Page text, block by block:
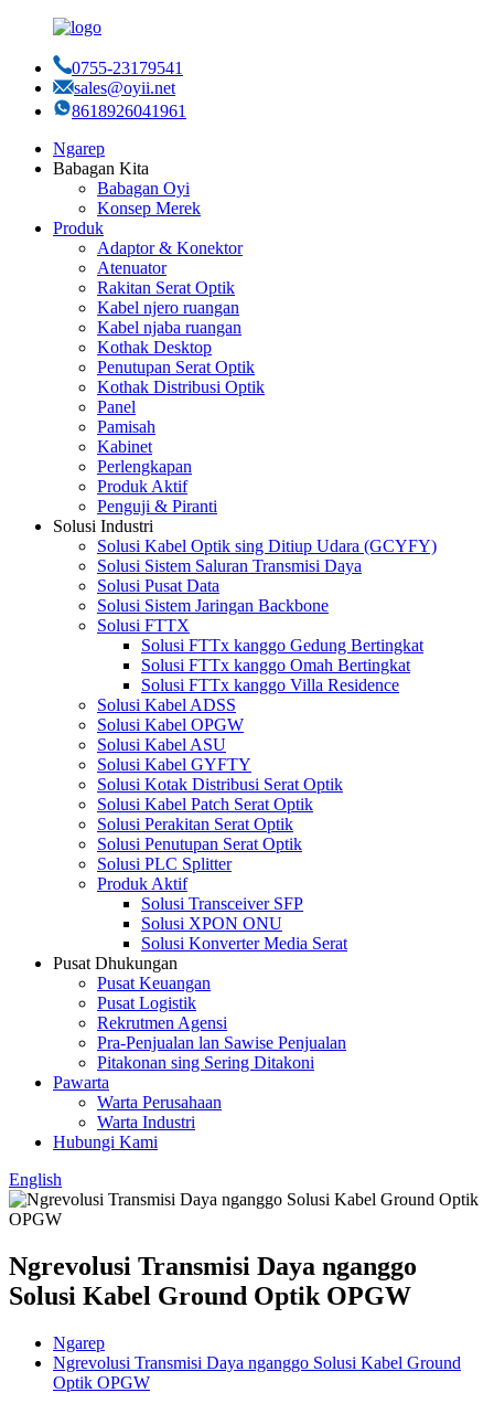
0755-23179541
sales@oyii.net
8618926041961
Ngarep
Babagan Kita
Babagan Oyi
Konsep Merek
Produk
Adaptor & Konektor
Atenuator
Rakitan Serat Optik
Kabel njero ruangan
Kabel njaba ruangan
Kothak Desktop
Penutupan Serat Optik
Kothak Distribusi Optik
Panel
Pamisah
Kabinet
Perlengkapan
Produk Aktif
Penguji & Piranti
Solusi Industri
Solusi Kabel Optik sing Ditiup Udara (GCYFY)
Solusi Sistem Saluran Transmisi Daya
Solusi Pusat Data
Solusi Sistem Jaringan Backbone
Solusi FTTX
Solusi FTTx kanggo Gedung Bertingkat
Solusi FTTx kanggo Omah Bertingkat
Solusi FTTx kanggo Villa Residence
Solusi Kabel ADSS
Solusi Kabel OPGW
Solusi Kabel ASU
Solusi Kabel GYFTY
Solusi Kotak Distribusi Serat Optik
Solusi Kabel Patch Serat Optik
Solusi Perakitan Serat Optik
Solusi Penutupan Serat Optik
Solusi PLC Splitter
Produk Aktif
Solusi Transceiver SFP
Solusi XPON ONU
Solusi Konverter Media Serat
Pusat Dhukungan
Pusat Keuangan
Pusat Logistik
Rekrutmen Agensi
Pra-Penjualan lan Sawise Penjualan
Pitakonan sing Sering Ditakoni
Pawarta
Warta Perusahaan
Warta Industri
Hubungi Kami
English
Ngrevolusi Transmisi Daya nganggo
Solusi Kabel Ground Optik OPGW
Ngarep
Ngrevolusi Transmisi Daya nganggo Solusi Kabel Ground
Optik OPGW